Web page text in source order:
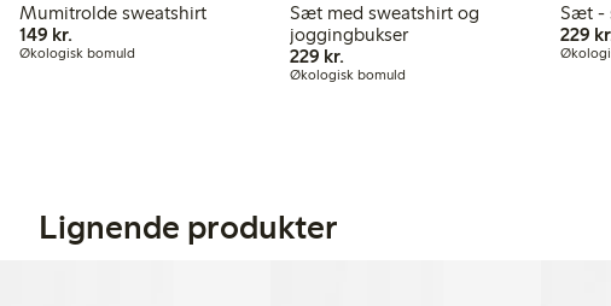
Mumitrolde sweatshirt
149 kr.
Økologisk bomuld
Sæt med sweatshirt og
joggingbukser
229 kr.
Økologisk bomuld
Sæt -
229
Lignende produkter